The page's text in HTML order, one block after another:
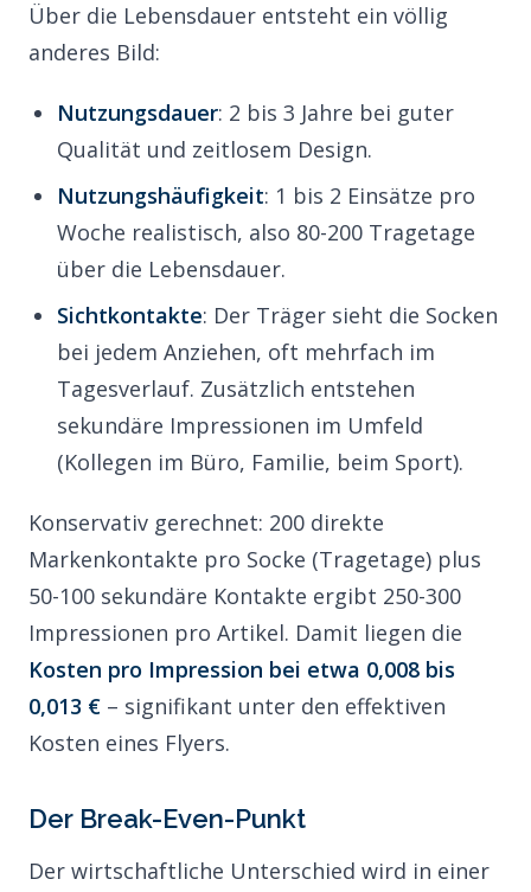
Über die Lebensdauer entsteht ein völlig
anderes Bild:
Nutzungsdauer: 2 bis 3 Jahre bei guter
Qualität und zeitlosem Design.
Nutzungshäufigkeit: 1 bis 2 Einsätze pro
Woche realistisch, also 80-200 Tragetage
über die Lebensdauer.
Sichtkontakte: Der Träger sieht die Socken
bei jedem Anziehen, oft mehrfach im
Tagesverlauf. Zusätzlich entstehen
sekundäre Impressionen im Umfeld
(Kollegen im Büro, Familie, beim Sport).
Konservativ gerechnet: 200 direkte
Markenkontakte pro Socke (Tragetage) plus
50-100 sekundäre Kontakte ergibt 250-300
Impressionen pro Artikel. Damit liegen die
Kosten pro Impression bei etwa 0,008 bis
0,013 € – signifikant unter den effektiven
Kosten eines Flyers.
Der Break-Even-Punkt
Der wirtschaftliche Unterschied wird in einer